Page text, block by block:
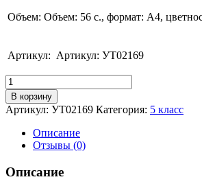
Объем: Объем: 56 с., формат: А4,
Артикул: Артикул: УТ02169
Количество
Антонова
Н.А.
Математика.
Как
тему.
Тематические
В корзину
Артикул: УТ02169 Категория: 5 класс
Описание
Отзывы (0)
Описание